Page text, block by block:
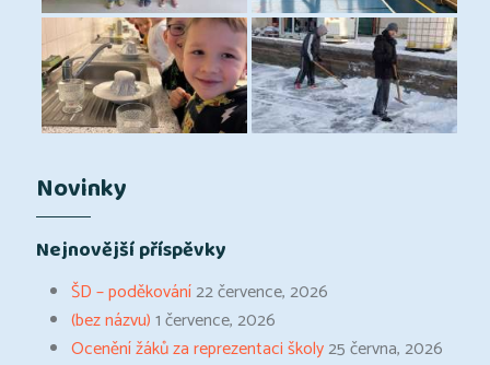
Novinky
Nejnovější příspěvky
ŠD – poděkování22 července, 2026
(bez názvu)1 července, 2026
Ocenění žáků za reprezentaci školy25 června, 2026